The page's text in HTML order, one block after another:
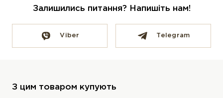
Залишились питання? Напишіть нам!
Viber Telegram
З цим товаром купують